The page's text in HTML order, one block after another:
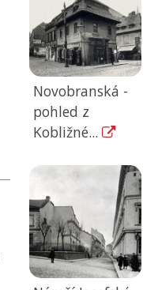
Novobranská -
pohled z
Kobližné...